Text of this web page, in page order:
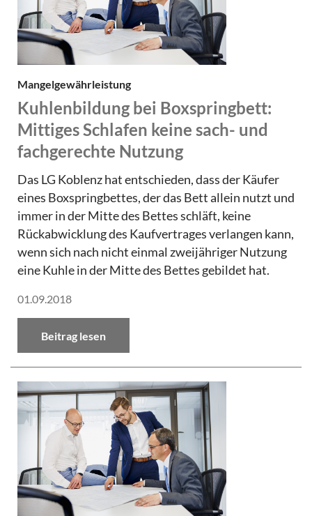
Mangelgewährleistung
Kuhlenbildung bei Boxspringbett:
Mittiges Schlafen keine sach- und
fachgerechte Nutzung
Das LG Koblenz hat entschieden, dass der Käufer
eines Boxspringbettes, der das Bett allein nutzt und
immer in der Mitte des Bettes schläft, keine
Rückabwicklung des Kaufvertrages verlangen kann,
wenn sich nach nicht einmal zweijähriger Nutzung
eine Kuhle in der Mitte des Bettes gebildet hat.
01.09.2018
Beitrag lesen